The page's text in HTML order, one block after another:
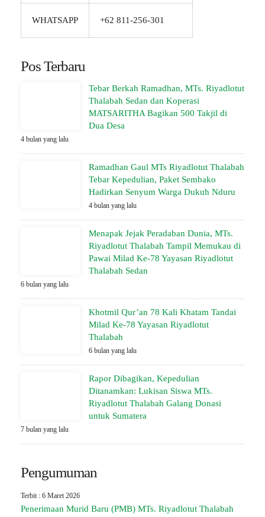
WHATSAPP +62 811-256-301
Pos Terbaru
Tebar Berkah Ramadhan, MTs. Riyadlotut
Thalabah Sedan dan Koperasi
MATSARITHA Bagikan 500 Takjil di
Dua Desa
4 bulan yang lalu
Ramadhan Gaul MTs Riyadlotut Thalabah
Tebar Kepedulian, Paket Sembako
Hadirkan Senyum Warga Dukuh Nduru
4 bulan yang lalu
Menapak Jejak Peradaban Dunia, MTs.
Riyadlotut Thalabah Tampil Memukau di
Pawai Milad Ke-78 Yayasan Riyadlotut
Thalabah Sedan
6 bulan yang lalu
Khotmil Qur’an 78 Kali Khatam Tandai
Milad Ke-78 Yayasan Riyadlotut
Thalabah
6 bulan yang lalu
Rapor Dibagikan, Kepedulian
Ditanamkan: Lukisan Siswa MTs.
Riyadlotut Thalabah Galang Donasi
untuk Sumatera
7 bulan yang lalu
Pengumuman
Terbit : 6 Maret 2026
Penerimaan Murid Baru (PMB) MTs. Riyadlotut Thalabah